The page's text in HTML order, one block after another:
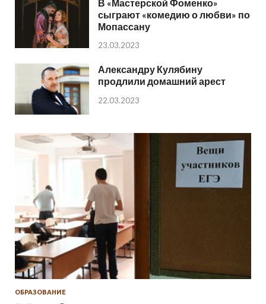
В «Мастерской Фоменко»
сыграют «комедию о любви» по
Мопассану
23.03.2023
Александру Кулябину
продлили домашний арест
22.03.2023
ОБРАЗОВАНИЕ